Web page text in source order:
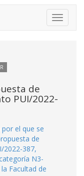
Toggle
de
PUI/2022-
el que se
de
2022-387,
N3-
Facultad de